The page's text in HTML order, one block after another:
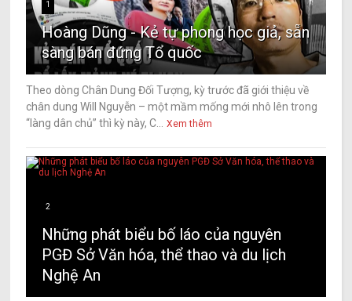
1
Hoàng Dũng - Kẻ tự phong học giả, sẵn
sàng bán đứng Tổ quốc
Theo dòng Chân Dung Đối Tượng, kỳ trước đã giới thiệu về
chân dung Will Nguyễn – một mầm mống mới nhô lên trong
“làng dân chủ” thì kỳ này, C...
Xem thêm
2
Những phát biểu bố láo của nguyên
PGĐ Sở Văn hóa, thể thao và du lịch
Nghệ An